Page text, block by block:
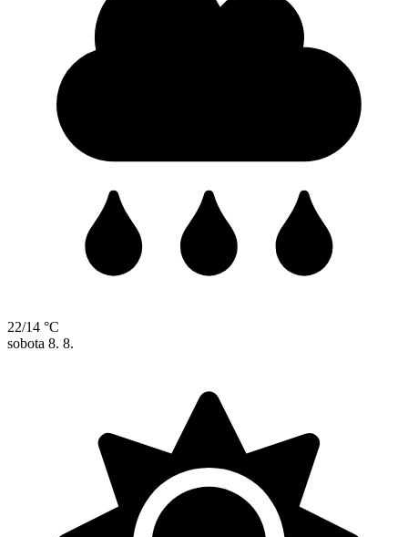
22/14 °C
sobota 8. 8.